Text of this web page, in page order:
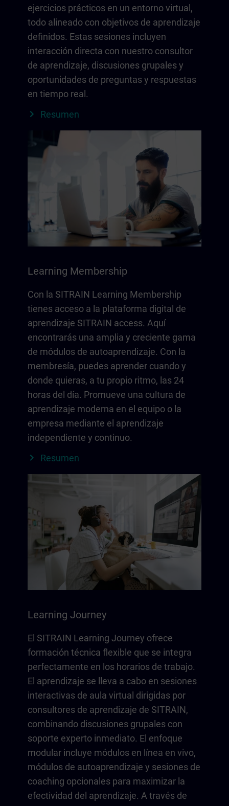
ejercicios prácticos en un entorno virtual,
todo alineado con objetivos de aprendizaje
definidos. Estas sesiones incluyen
interacción directa con nuestro consultor
de aprendizaje, discusiones grupales y
oportunidades de preguntas y respuestas
en tiempo real.
Resumen
Learning Membership
Con la SITRAIN Learning Membership
tienes acceso a la plataforma digital de
aprendizaje SITRAIN access. Aquí
encontrarás una amplia y creciente gama
de módulos de autoaprendizaje. Con la
membresía, puedes aprender cuando y
donde quieras, a tu propio ritmo, las 24
horas del día. Promueve una cultura de
aprendizaje moderna en el equipo o la
empresa mediante el aprendizaje
independiente y continuo.
Resumen
Learning Journey
El SITRAIN Learning Journey ofrece
formación técnica flexible que se integra
perfectamente en los horarios de trabajo.
El aprendizaje se lleva a cabo en sesiones
interactivas de aula virtual dirigidas por
consultores de aprendizaje de SITRAIN,
combinando discusiones grupales con
soporte experto inmediato. El enfoque
modular incluye módulos en línea en vivo,
módulos de autoaprendizaje y sesiones de
coaching opcionales para maximizar la
efectividad del aprendizaje. A través de